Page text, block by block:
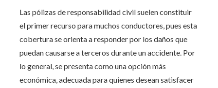
Las pólizas de responsabilidad civil suelen constituir
el primer recurso para muchos conductores, pues esta
cobertura se orienta a responder por los daños que
puedan causarse a terceros durante un accidente. Por
lo general, se presenta como una opción más
económica, adecuada para quienes desean satisfacer